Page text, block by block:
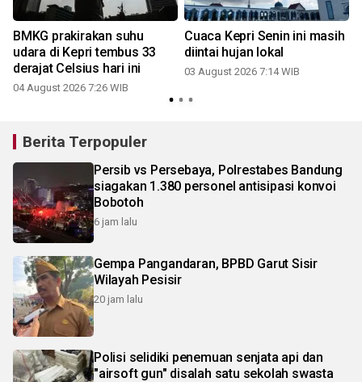
BMKG prakirakan suhu
udara di Kepri tembus 33
derajat Celsius hari ini
04 August 2026 7:26 WIB
Cuaca Kepri Senin ini masih
diintai hujan lokal
03 August 2026 7:14 WIB
Berita Terpopuler
Persib vs Persebaya, Polrestabes Bandung
siagakan 1.380 personel antisipasi konvoi
Bobotoh
6 jam lalu
Gempa Pangandaran, BPBD Garut Sisir
Wilayah Pesisir
20 jam lalu
Polisi selidiki penemuan senjata api dan
"airsoft gun" disalah satu sekolah swasta